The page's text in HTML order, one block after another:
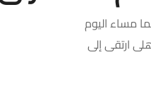
مساء اليوم
ارتقى إلى